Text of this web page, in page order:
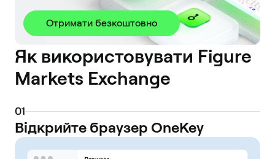
Отримати безкоштовно
Як використовувати Figure
Markets Exchange
01
Відкрийте браузер OneKey